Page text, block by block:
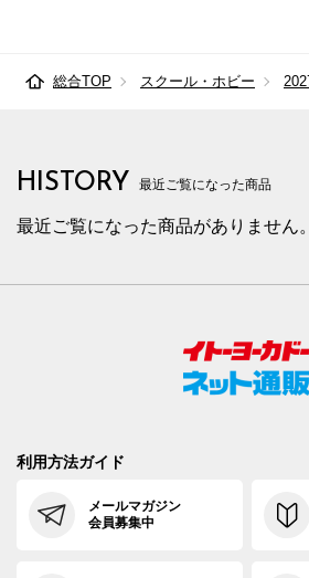
総合TOP スクール・ホビー
HISTORY 最近ご覧になった商品
最近ご覧になった商品がありません。
利用方法ガイド
メールマガジン
会員募集中